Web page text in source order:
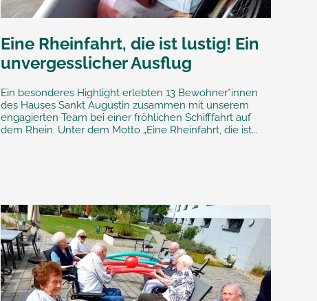
Eine Rheinfahrt, die ist lustig! Ein
unvergesslicher Ausflug
Ein besonderes Highlight erlebten 13 Bewohner*innen
des Hauses Sankt Augustin zusammen mit unserem
engagierten Team bei einer fröhlichen Schifffahrt auf
dem Rhein. Unter dem Motto „Eine Rheinfahrt, die ist...